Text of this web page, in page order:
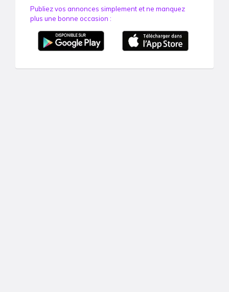
Publiez vos annonces simplement et ne manquez
plus une bonne occasion :